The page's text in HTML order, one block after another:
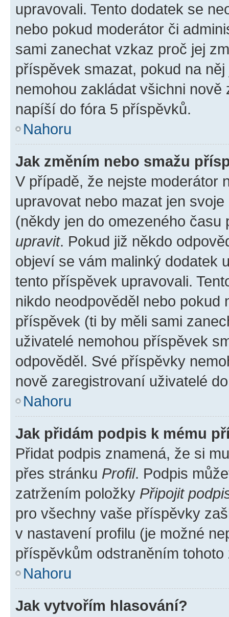
upravovali. Tento dodatek se
nebo pokud moderátor či
sami zanechat vzkaz proč jej
příspěvek smazat, pokud na
nemohou zakládat všichni
napíší do fóra 5 příspěvků.
Nahoru
Jak změním nebo smažu
V případě, že nejste moderátor
upravovat nebo mazat jen
(někdy jen do omezeného
upravit. Pokud již někdo
objeví se vám malinký dodatek
tento příspěvek upravovali.
nikdo neodpověděl nebo pokud
příspěvek (ti by měli sami
uživatelé nemohou příspěvek
odpověděl. Své příspěvky
nově zaregistrovaní uživatelé
Nahoru
Jak přidám podpis k mému
Přidat podpis znamená, že si
přes stránku Profil. Podpis
zatržením položky Připojit
pro všechny vaše příspěvky
v nastavení profilu (je možné
příspěvkům odstraněním
Nahoru
Jak vytvořím hlasování?